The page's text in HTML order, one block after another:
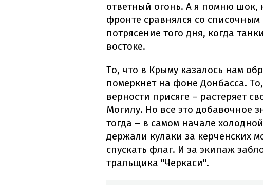
ответный огонь. А я помню шок,
фронте сравнялся со
потрясение того дня, когда
востоке.
То, что в Крыму казалось нам
померкнет на фоне Донбасса.
верности присяге – растеряет
Могилу. Но все это добавочное
тогда – в самом начале
держали кулаки за керченских
спускать флаг. И за экипаж
тральщика "Черкаси".